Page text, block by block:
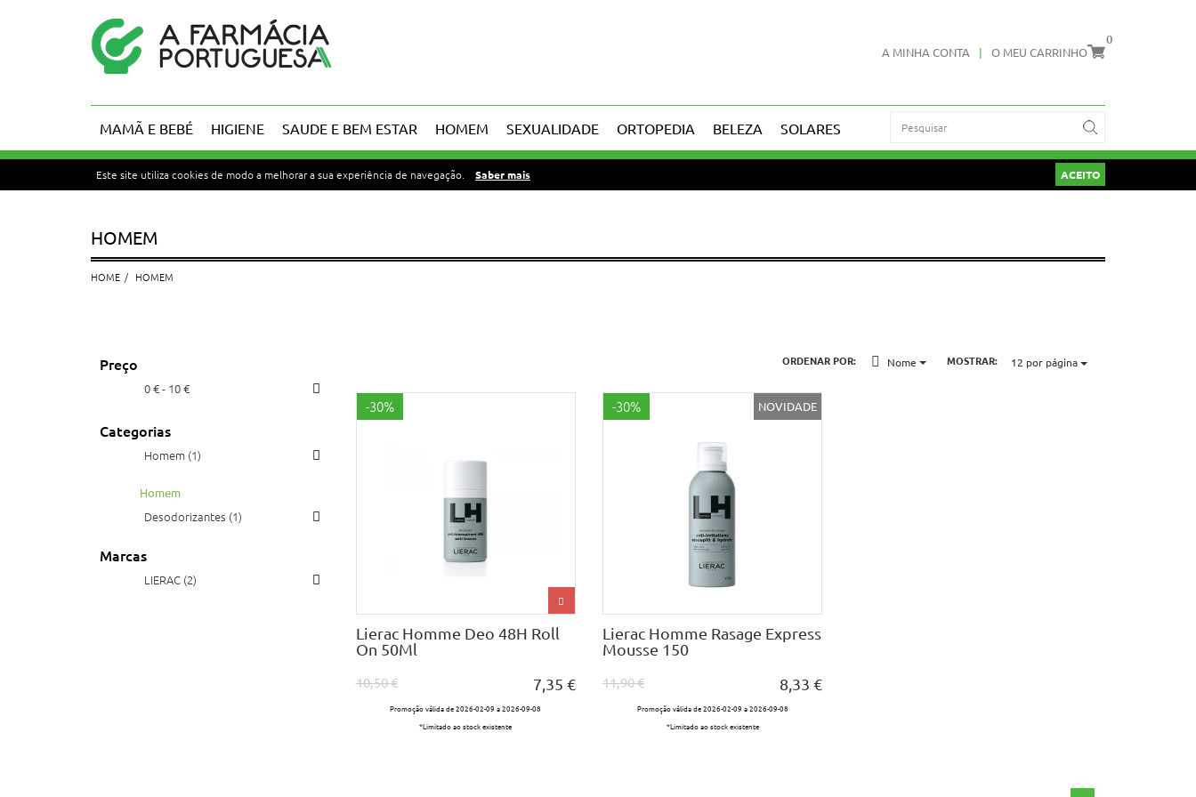
A MINHA CONTA | O MEU CARRINHO
0
MAMÃ E BEBÉ HIGIENE SAUDE E BEM ESTAR HOMEM SEXUALIDADE ORTOPEDIA BELEZA SOLARES
Este site utiliza cookies de modo a melhorar a sua experiência de navegação. Saber mais ACEITO
HOMEM
HOME HOMEM
Preço
0 € - 10 €
Categorias
Homem (1)
Homem
Desodorizantes (1)
Marcas
LIERAC (2)
ORDENAR POR: Nome MOSTRAR: 12 por página
-30%
Lierac Homme Deo 48H Roll
On 50Ml
7,35 €
10,50 €
Promoção válida de 2026-02-09 a 2026-09-08
*Limitado ao stock existente
-30% NOVIDADE
Lierac Homme Rasage Express
Mousse 150
8,33 €
11,90 €
Promoção válida de 2026-02-09 a 2026-09-08
*Limitado ao stock existente